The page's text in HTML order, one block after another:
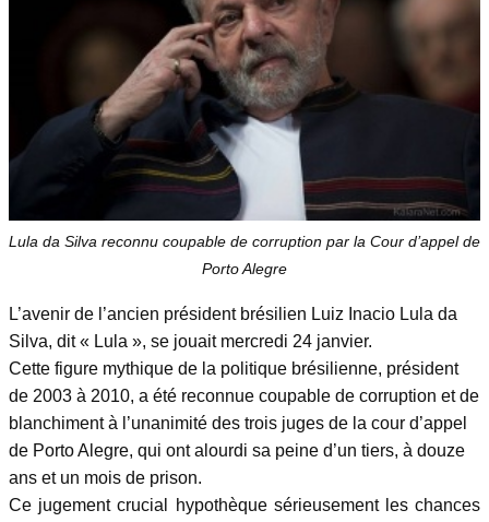
Lula da Silva reconnu coupable de corruption par la Cour d’appel de
Porto Alegre
L’avenir de l’ancien président brésilien Luiz Inacio Lula da
Silva, dit « Lula », se jouait mercredi 24 janvier.
Cette figure mythique de la politique brésilienne, président
de 2003 à 2010, a été reconnue coupable de corruption et de
blanchiment à l’unanimité des trois juges de la cour d’appel
de Porto Alegre, qui ont alourdi sa peine d’un tiers, à douze
ans et un mois de prison.
Ce jugement crucial hypothèque sérieusement les chances